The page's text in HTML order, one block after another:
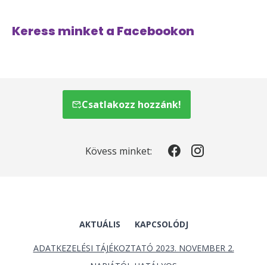
Keress minket a Facebookon
Csatlakozz hozzánk!
Kövess minket:
AKTUÁLIS KAPCSOLÓDJ
ADATKEZELÉSI TÁJÉKOZTATÓ 2023. NOVEMBER 2.